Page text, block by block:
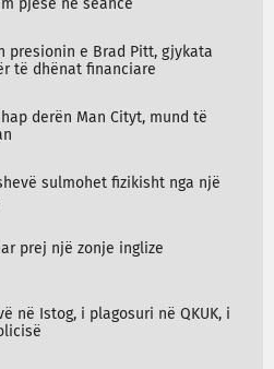
pjesë në seancë
presionin e Brad Pitt, gjykata
të dhënat financiare
derën Man Cityt, mund të
sulmohet fizikisht nga një
prej një zonje inglize
në Istog, i plagosuri në QKUK, i